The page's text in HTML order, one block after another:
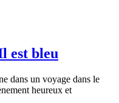
est bleu
dans un voyage dans le
heureux et